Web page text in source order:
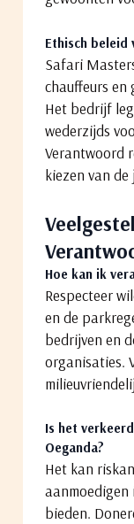
Ethisch beleid
Safari
chauffeurs en
Het bedrijf
wederzijds
Verantwoord
kiezen van
Hoe kan ik
Respecteer
en de
bedrijven en
organisaties.
Is het
Oeganda?
Het kan
bieden.